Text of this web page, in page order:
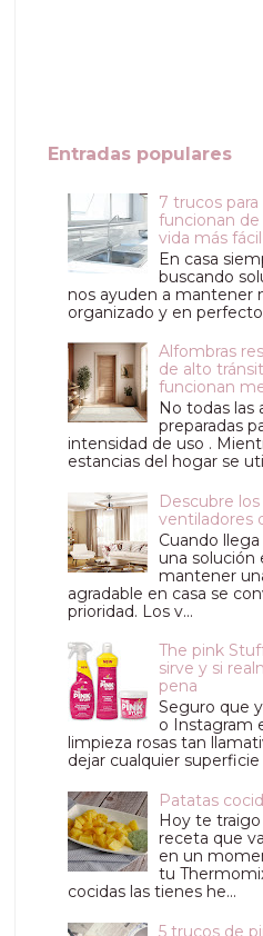
Entradas populares
7 trucos
funcionan de
vida más fácil
En casa
buscando
nos ayuden a mantener
organizado y en
Alfombras
de alto
funcionan
No todas las
preparadas
intensidad de uso .
estancias del hogar se
Descubre
ventiladores
Cuando
una solución
mantener
agradable en casa se
prioridad. Los v...
The pink
sirve y si
pena
Seguro que
o Instagram
limpieza rosas tan
dejar cualquier superficie
Patatas
Hoy te
receta que
en un
tu
cocidas las tienes he...
5 trucos de